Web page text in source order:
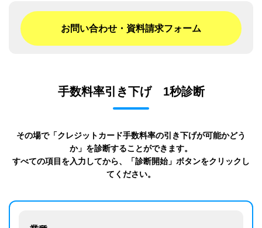
お問い合わせ・資料請求フォーム
手数料率引き下げ 1秒診断
その場で「クレジットカード手数料率の引き下げが可能かどう
か」を診断することができます。
すべての項目を入力してから、「診断開始」ボタンをクリックし
てください。